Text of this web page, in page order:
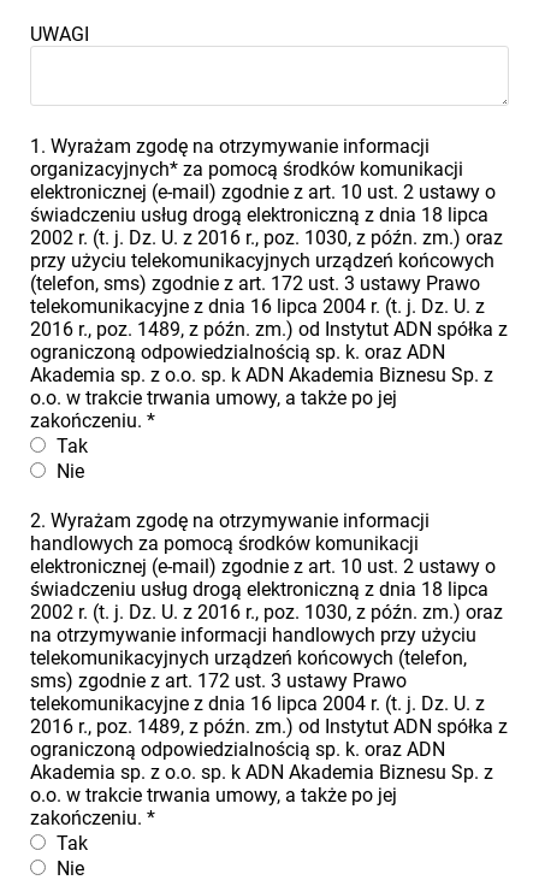
UWAGI
1. Wyrażam zgodę na otrzymywanie informacji
organizacyjnych* za pomocą środków komunikacji
elektronicznej (e-mail) zgodnie z art. 10 ust. 2 ustawy o
świadczeniu usług drogą elektroniczną z dnia 18 lipca
2002 r. (t. j. Dz. U. z 2016 r., poz. 1030, z późn. zm.) oraz
przy użyciu telekomunikacyjnych urządzeń końcowych
(telefon, sms) zgodnie z art. 172 ust. 3 ustawy Prawo
telekomunikacyjne z dnia 16 lipca 2004 r. (t. j. Dz. U. z
2016 r., poz. 1489, z późn. zm.) od Instytut ADN spółka z
ograniczoną odpowiedzialnością sp. k. oraz ADN
Akademia sp. z o.o. sp. k ADN Akademia Biznesu Sp. z
o.o. w trakcie trwania umowy, a także po jej
zakończeniu. *
Tak
Nie
2. Wyrażam zgodę na otrzymywanie informacji
handlowych za pomocą środków komunikacji
elektronicznej (e-mail) zgodnie z art. 10 ust. 2 ustawy o
świadczeniu usług drogą elektroniczną z dnia 18 lipca
2002 r. (t. j. Dz. U. z 2016 r., poz. 1030, z późn. zm.) oraz
na otrzymywanie informacji handlowych przy użyciu
telekomunikacyjnych urządzeń końcowych (telefon,
sms) zgodnie z art. 172 ust. 3 ustawy Prawo
telekomunikacyjne z dnia 16 lipca 2004 r. (t. j. Dz. U. z
2016 r., poz. 1489, z późn. zm.) od Instytut ADN spółka z
ograniczoną odpowiedzialnością sp. k. oraz ADN
Akademia sp. z o.o. sp. k ADN Akademia Biznesu Sp. z
o.o. w trakcie trwania umowy, a także po jej
zakończeniu. *
Tak
Nie